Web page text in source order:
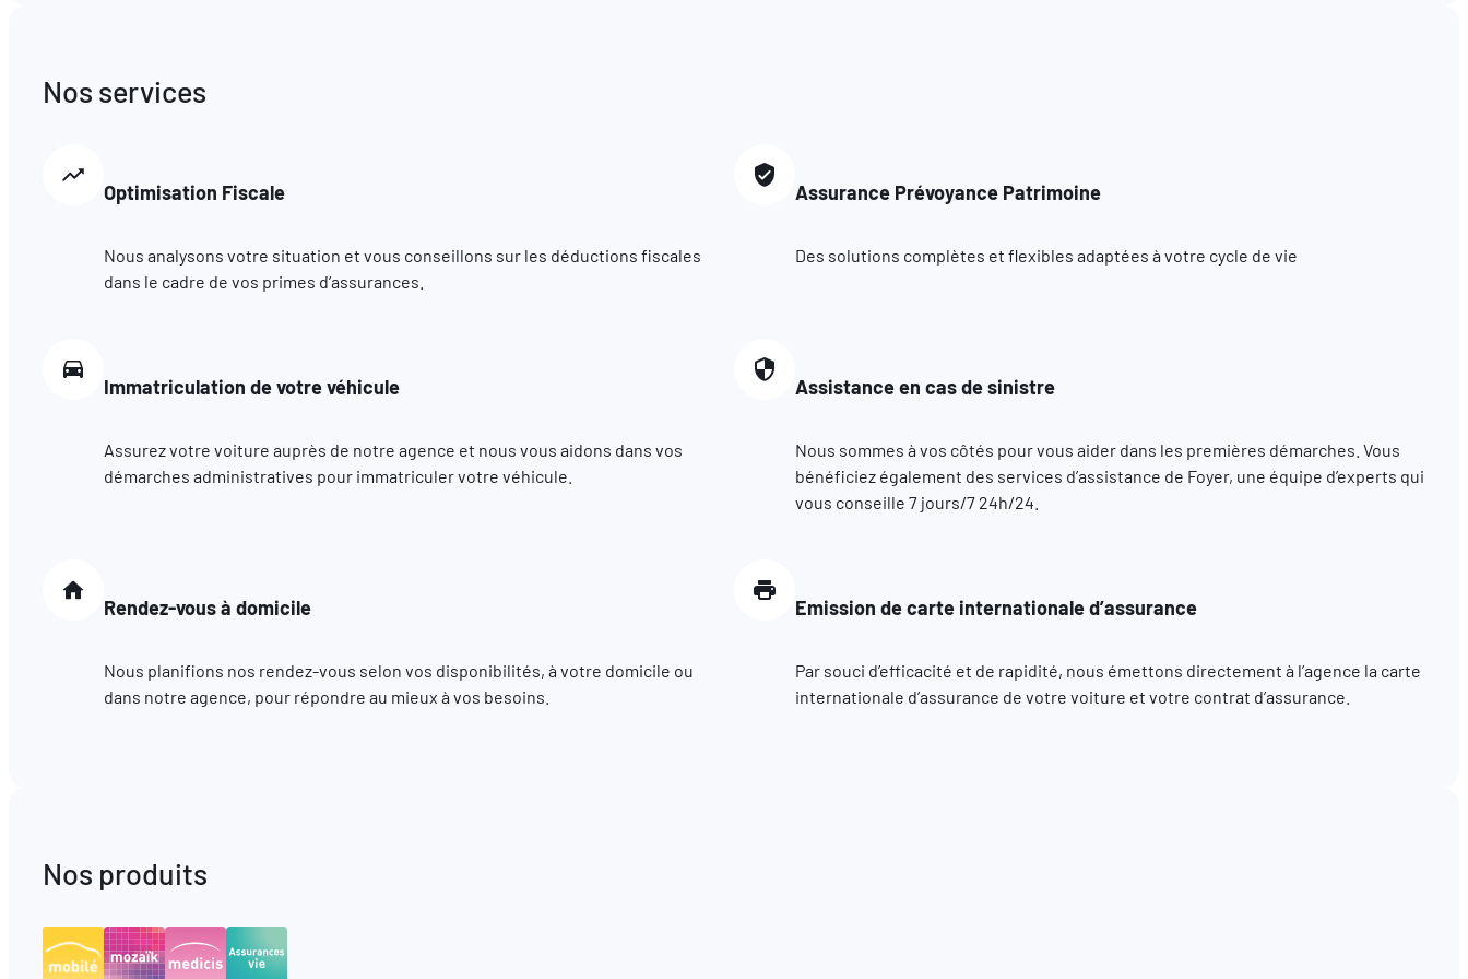
Nos services
Optimisation Fiscale
Nous analysons votre situation et vous conseillons sur les déductions fiscales
dans le cadre de vos primes d’assurances.
Assurance Prévoyance Patrimoine
Des solutions complètes et flexibles adaptées à votre cycle de vie
Immatriculation de votre véhicule
Assurez votre voiture auprès de notre agence et nous vous aidons dans vos
démarches administratives pour immatriculer votre véhicule.
Assistance en cas de sinistre
Nous sommes à vos côtés pour vous aider dans les premières démarches. Vous
bénéficiez également des services d’assistance de Foyer, une équipe d’experts qui
vous conseille 7 jours/7 24h/24.
Rendez-vous à domicile
Nous planifions nos rendez-vous selon vos disponibilités, à votre domicile ou
dans notre agence, pour répondre au mieux à vos besoins.
Emission de carte internationale d’assurance
Par souci d’efficacité et de rapidité, nous émettons directement à l’agence la carte
internationale d’assurance de votre voiture et votre contrat d’assurance.
Nos produits